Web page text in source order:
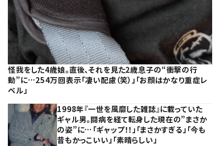
怪我をした4歳娘。直後、それを見た2歳息子の“衝撃の行
動”に…254万回表示「凄い配慮（笑）」「お顔はかなり重症レ
ベル」
1998年『一世を風靡した雑誌』に載っていた
ギャル男。闘病を経て転身した現在の”まさか
の姿”に…「ギャップ！！」「まさかすぎる」「今も
昔もかっこいい」「素晴らしい」